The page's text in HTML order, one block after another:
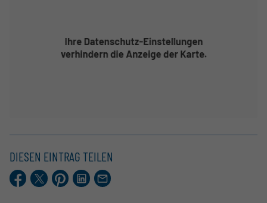
DIESEN EINTRAG TEILEN
Facebook
X.comPinterestLinkedIn
E-
Mail